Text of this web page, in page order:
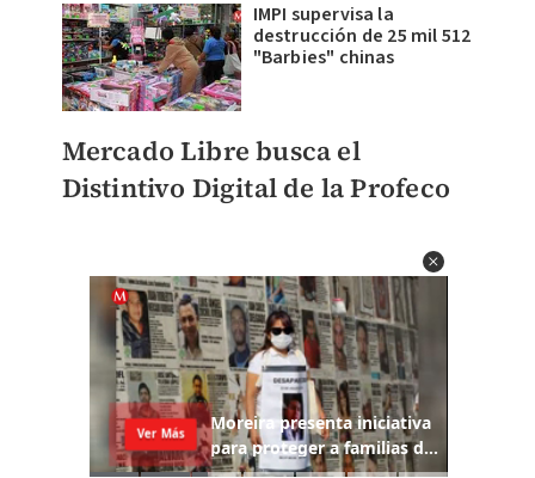
IMPI supervisa la
destrucción de 25 mil 512
"Barbies" chinas
Mercado Libre busca el
Distintivo Digital de la Profeco